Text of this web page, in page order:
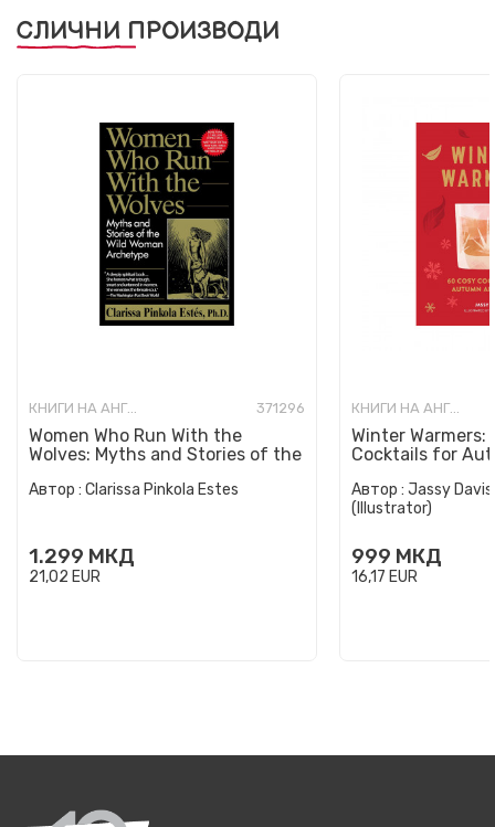
СЛИЧНИ ПРОИЗВОДИ
КНИГИ НА АНГЛИСКИ ЈАЗИК 371296
Women Who Run With the
Wolves: Myths and Stories of the
Автор : Clarissa Pinkola Estes
1.299 МКД
21,02 EUR
КНИГИ НА АНГЛИСКИ ЈАЗИК
Winter Warmers:
Cocktails for
Автор : Jassy
(Illustrator)
999 МКД
16,17 EUR